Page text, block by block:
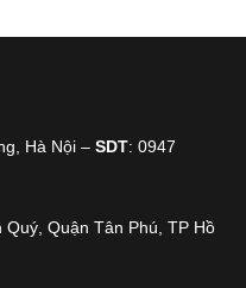
Hà Nội – SDT: 0947
Quận Tân Phú, TP Hồ